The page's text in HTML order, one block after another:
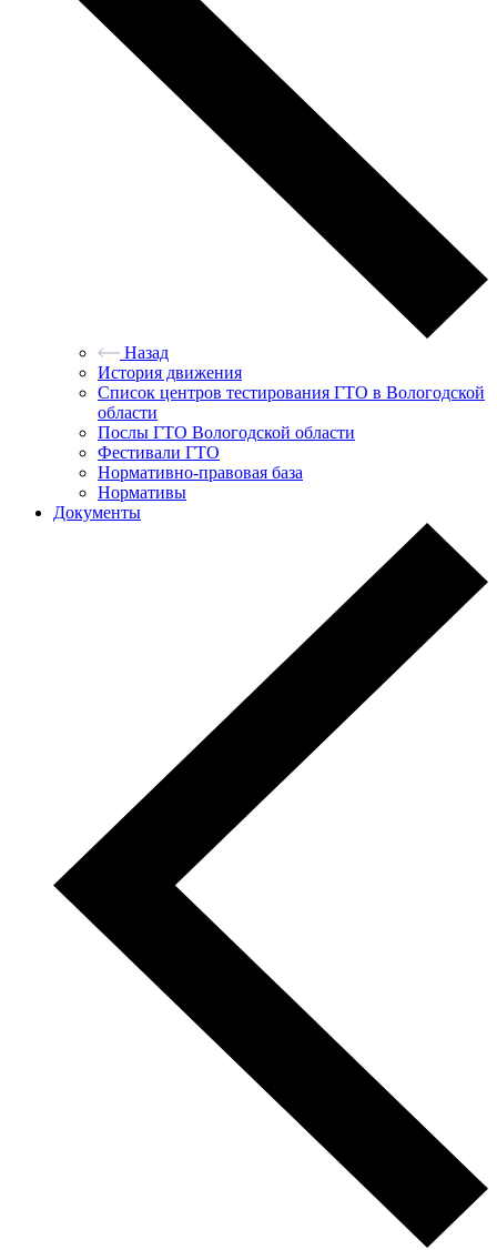
Назад
История движения
Список центров тестирования ГТО в Вологодской
области
Послы ГТО Вологодской области
Фестивали ГТО
Нормативно-правовая база
Нормативы
Документы